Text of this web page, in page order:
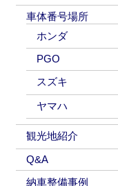
車体番号場所
ホンダ
PGO
スズキ
ヤマハ
観光地紹介
Q&A
納車整備事例